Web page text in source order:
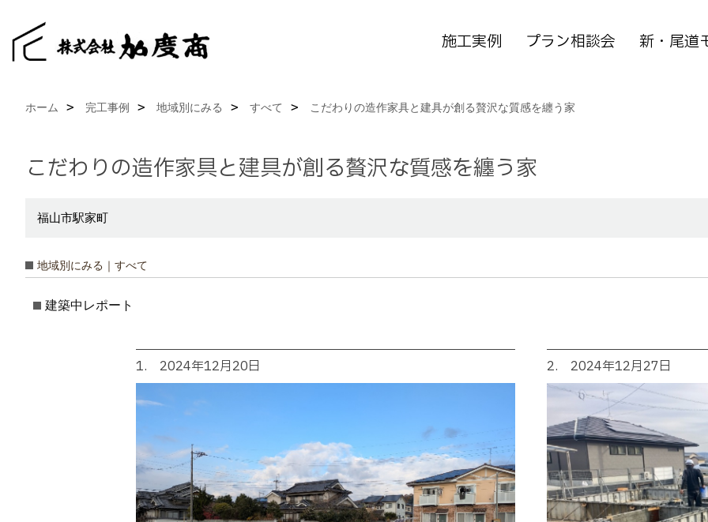
施工実例 プラン相談会 新・尾道
ホーム 完工事例 地域別にみる すべて こだわりの造作家具と建具が創る贅沢な質感を纏う家
こだわりの造作家具と建具が創る贅沢な質感を纏う家
福山市駅家町
地域別にみる｜すべて
建築中レポート
1. 2024年12月20日 2. 2024年12月27日